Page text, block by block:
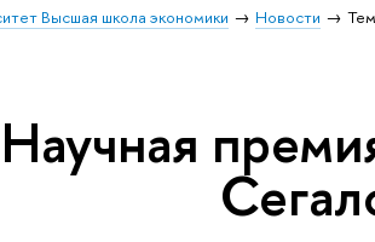
Высшая школа экономики Новости